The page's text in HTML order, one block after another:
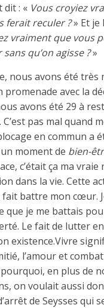
dit : « Vous croyiez
ferait reculer ?» Et je
vraiment que vous
qu’on agisse ?»
nous avons été très
promenade avec la
avons été 29 à
pas mal quand
en commun a
moment de bien-
c’était ça ma
dans la vie. Cette
fait battre mon cœur.
que je me battais
Le fait de lutter
existence.Vivre
l’amour et
pourquoi, en plus de
on voulait aussi
de Seysses qui